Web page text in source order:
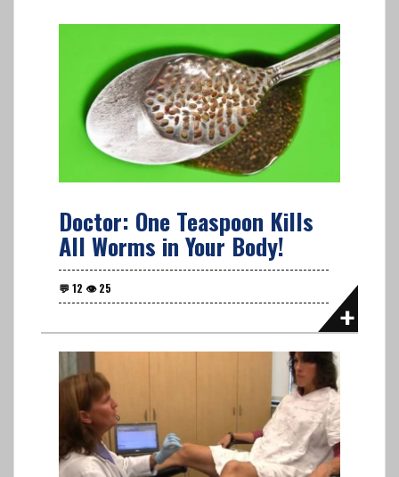
Doctor: One Teaspoon Kills
All Worms in Your Body!